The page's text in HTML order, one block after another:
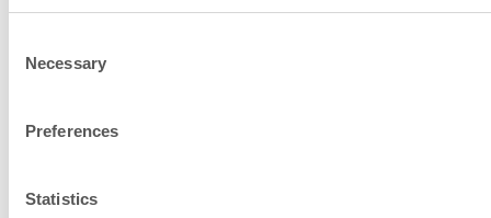
Selection
Necessary
Preferences
Statistics
Informations sur le
raccordement de la
cheminée et l'air de
combustion